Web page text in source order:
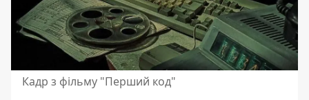
Кадр з фільму "Перший код"